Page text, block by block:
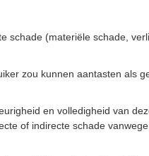
schade (materiële schade,
zou kunnen aantasten als
en volledigheid van
of indirecte schade